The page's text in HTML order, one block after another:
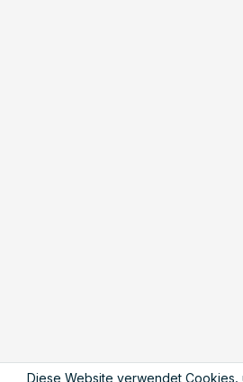
Diese Website verwendet